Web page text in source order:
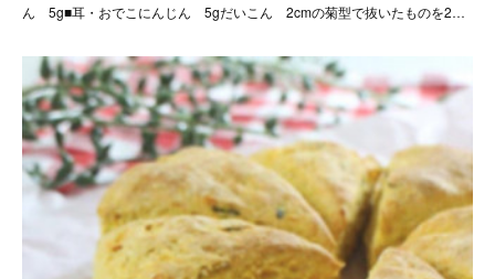
ん 5g■耳・おでこにんじん 5gだいこん 2cmの菊型で抜いたものを2…